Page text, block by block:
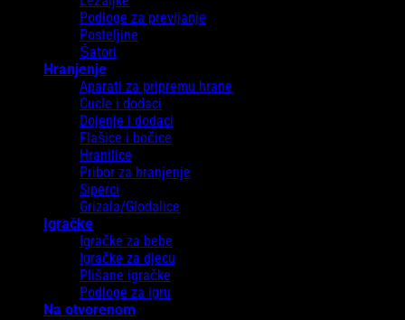
Podloge za previjanje
Posteljine
Šatori
Hranjenje
Aparati za pripremu hrane
Cucle i dodaci
Dojenje i dodaci
Flašice i bočice
Hranilice
Pribor za hranjenje
Siperci
Grizala/Glodalice
Igračke
Igračke za bebe
Igračke za djecu
Plišane igračke
Podloge za igru
Na otvorenom